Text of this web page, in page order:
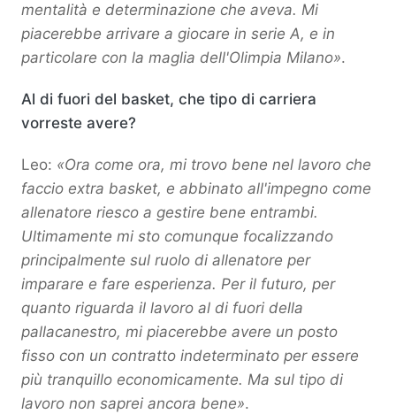
mentalità e determinazione che aveva. Mi
piacerebbe arrivare a giocare in serie A, e in
particolare con la maglia dell'Olimpia Milano».
Al di fuori del basket, che tipo di carriera
vorreste avere?
Leo: «Ora come ora, mi trovo bene nel lavoro che
faccio extra basket, e abbinato all'impegno come
allenatore riesco a gestire bene entrambi.
Ultimamente mi sto comunque focalizzando
principalmente sul ruolo di allenatore per
imparare e fare esperienza. Per il futuro, per
quanto riguarda il lavoro al di fuori della
pallacanestro, mi piacerebbe avere un posto
fisso con un contratto indeterminato per essere
più tranquillo economicamente. Ma sul tipo di
lavoro non saprei ancora bene».